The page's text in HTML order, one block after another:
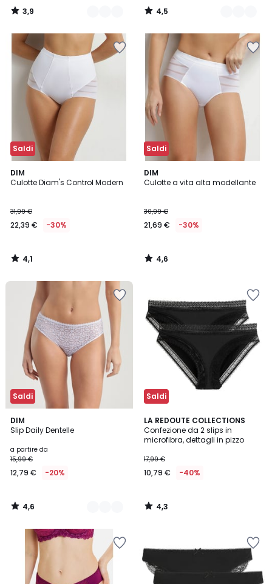
3,9
/
4,5
/
Saldi
DIM
Culotte Diam's Control Modern
31,99 €
22,39 € -30%
4,1
/ 5
4,1
/
Saldi
DIM
Culotte a vita alta modellante
30,99 €
21,69 € -30%
4,6
/ 5
4,6
/
Saldi
DIM
Slip Daily Dentelle
a partire da
15,99 €
12,79 € -20%
4,6
/ 5
4
Colori
4,6
/
Saldi
LA REDOUTE COLLECTIONS
Confezione da 2 slips in
microfibra, dettagli in pizzo
17,99 €
10,79 € -40%
4,3
/ 5
4,3
/